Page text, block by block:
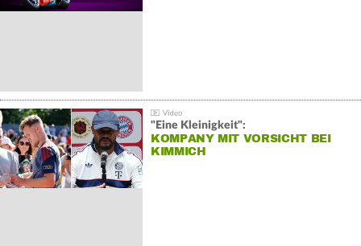
"Eine Kleinigkeit":
KOMPANY MIT VORSICHT BEI
KIMMICH